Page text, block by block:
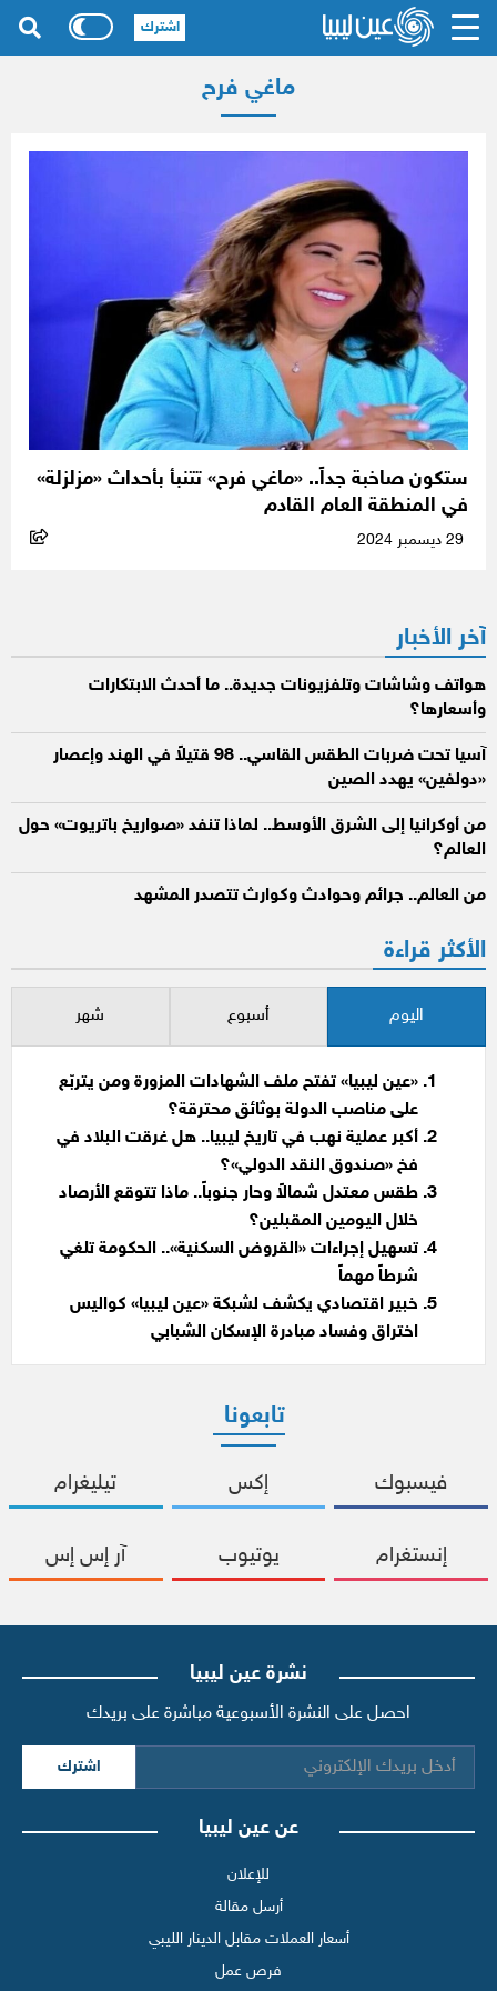
ماغي فرح
ستكون صاخبة جداً.. «ماغي فرح» تتنبأ بأحداث «مزلزلة»
في المنطقة العام القادم
آخر الأخبار
هواتف وشاشات وتلفزيونات جديدة.. ما أحدث الابتكارات
وأسعارها؟
آسيا تحت ضربات الطقس القاسي.. 98 قتيلاً في الهند وإعصار
«دولفين» يهدد الصين
من أوكرانيا إلى الشرق الأوسط.. لماذا تنفد «صواريخ باتريوت» حول
العالم؟
من العالم.. جرائم وحوادث وكوارث تتصدر المشهد
الأكثر قراءة
اليوم أسبوع شهر
«عين ليبيا» تفتح ملف الشهادات المزورة ومن يتربّع
على مناصب الدولة بوثائق محترقة؟
أكبر عملية نهب في تاريخ ليبيا.. هل غرقت البلاد في
فخ «صندوق النقد الدولي»؟
طقس معتدل شمالاً وحار جنوباً.. ماذا تتوقع الأرصاد
خلال اليومين المقبلين؟
تسهيل إجراءات «القروض السكنية».. الحكومة تلغي
شرطاً مهماً
خبير اقتصادي يكشف لشبكة «عين ليبيا» كواليس
اختراق وفساد مبادرة الإسكان الشبابي
تابعونا
فيسبوك إكس تيليغرام
إنستغرام يوتيوب آر إس إس
نشرة عين ليبيا
احصل على النشرة الأسبوعية مباشرة على بريدك
اشترك
عن عين ليبيا
للإعلان
أرسل مقالة
أسعار العملات مقابل الدينار الليبي
فرص عمل
اشترك